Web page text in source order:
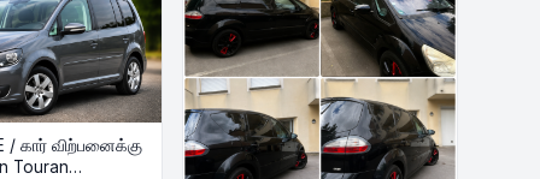
/ கார் விற்பனைக்கு
Touran